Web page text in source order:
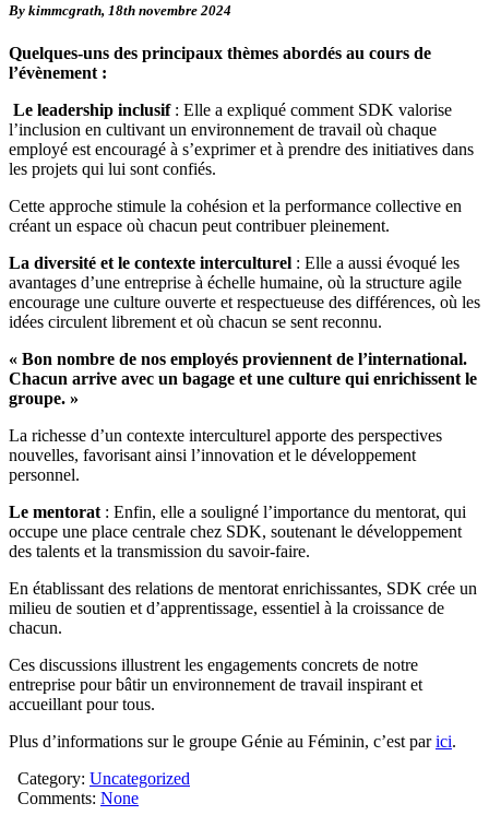
By kimmcgrath, 18th novembre 2024
Quelques-uns des principaux thèmes abordés au cours de
l’évènement :
Le leadership inclusif: Elle a expliqué comment SDK valorise
l’inclusion en cultivant un environnement de travail où chaque
employé est encouragé à s’exprimer et à prendre des initiatives dans
les projets qui lui sont confiés.
Cette approche stimule la cohésion et la performance collective en
créant un espace où chacun peut contribuer pleinement.
La diversité et le contexte interculturel : Elle a aussi évoqué les
avantages d’une entreprise à échelle humaine, où la structure agile
encourage une culture ouverte et respectueuse des différences, où les
idées circulent librement et où chacun se sent reconnu.
« Bon nombre de nos employés proviennent de l’international.
Chacun arrive avec un bagage et une culture qui enrichissent le
groupe. »
La richesse d’un contexte interculturel apporte des perspectives
nouvelles, favorisant ainsi l’innovation et le développement
personnel.
Le mentorat : Enfin, elle a souligné l’importance du mentorat, qui
occupe une place centrale chez SDK, soutenant le développement
des talents et la transmission du savoir-faire.
En établissant des relations de mentorat enrichissantes, SDK crée un
milieu de soutien et d’apprentissage, essentiel à la croissance de
chacun.
Ces discussions illustrent les engagements concrets de notre
entreprise pour bâtir un environnement de travail inspirant et
accueillant pour tous.
Plus d’informations sur le groupe Génie au Féminin, c’est parici.
Category: Uncategorized
Comments: None